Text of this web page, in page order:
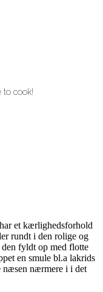
to cook!
et kærlighedsforhold
rundt i den rolige og
fyldt op med flotte
en smule bl.a lakrids
næsen nærmere i i det